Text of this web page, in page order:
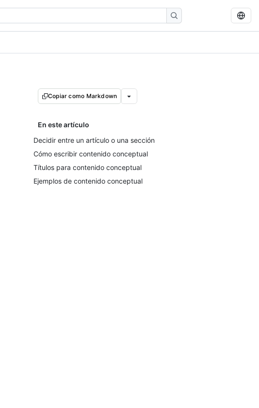
Copiar como Markdown
En este artículo
Decidir entre un artículo o una sección
Cómo escribir contenido conceptual
Títulos para contenido conceptual
Ejemplos de contenido conceptual